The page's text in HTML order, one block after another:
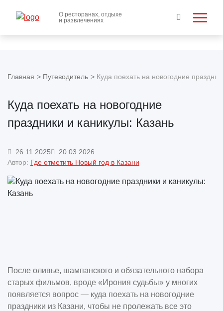
О ресторанах, отдыхе
и развлечениях
Главная Путеводитель Куда поехать на новогодние
Куда поехать на новогодние
праздники и каникулы: Казань
26.11.2025
20.03.2026
Автор: Где отметить Новый год в Казани
После оливье, шампанского и обязательного набора
старых фильмов, вроде «Ирония судьбы» у многих
появляется вопрос — куда поехать на новогодние
праздники из Казани, чтобы не пролежать все это